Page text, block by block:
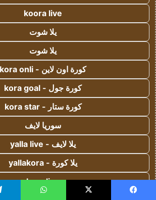
koora live
يلا شوت
يلا شوت
كورة اون لاين - kora onli
كورة جول - kora goal
كورة ستار - kora star
سوريا لايف
يلا لايف - yalla live
يلا كورة - yallakora
kora live